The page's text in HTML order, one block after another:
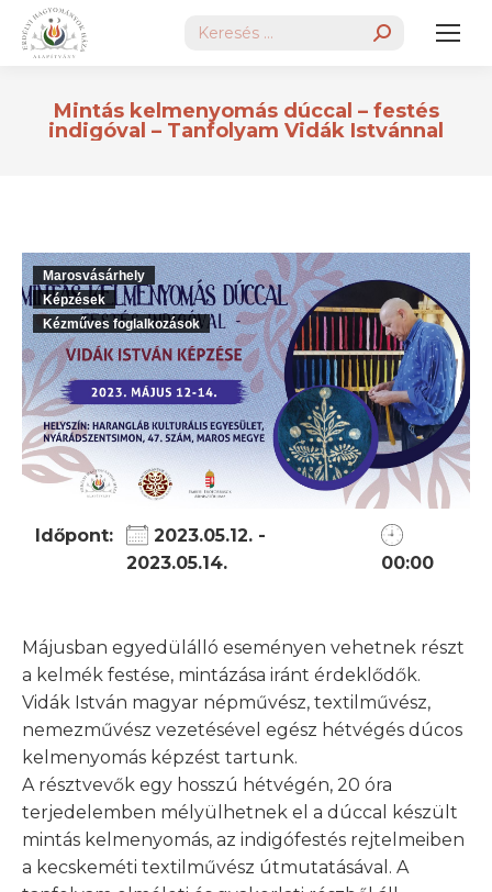
Search:
Mintás kelmenyomás dúccal – festés
indigóval – Tanfolyam Vidák Istvánnal
Marosvásárhely
Képzések
Kézműves foglalkozások
Időpont:
2023.05.12. -
2023.05.14.
00:00
Májusban egyedülálló eseményen vehetnek részt
a kelmék festése, mintázása iránt érdeklődők.
Vidák István magyar népművész, textilművész,
nemezművész vezetésével egész hétvégés dúcos
kelmenyomás képzést tartunk.
A résztvevők egy hosszú hétvégén, 20 óra
terjedelemben mélyülhetnek el a dúccal készült
mintás kelmenyomás, az indigófestés rejtelmeiben
a kecskeméti textilművész útmutatásával. A